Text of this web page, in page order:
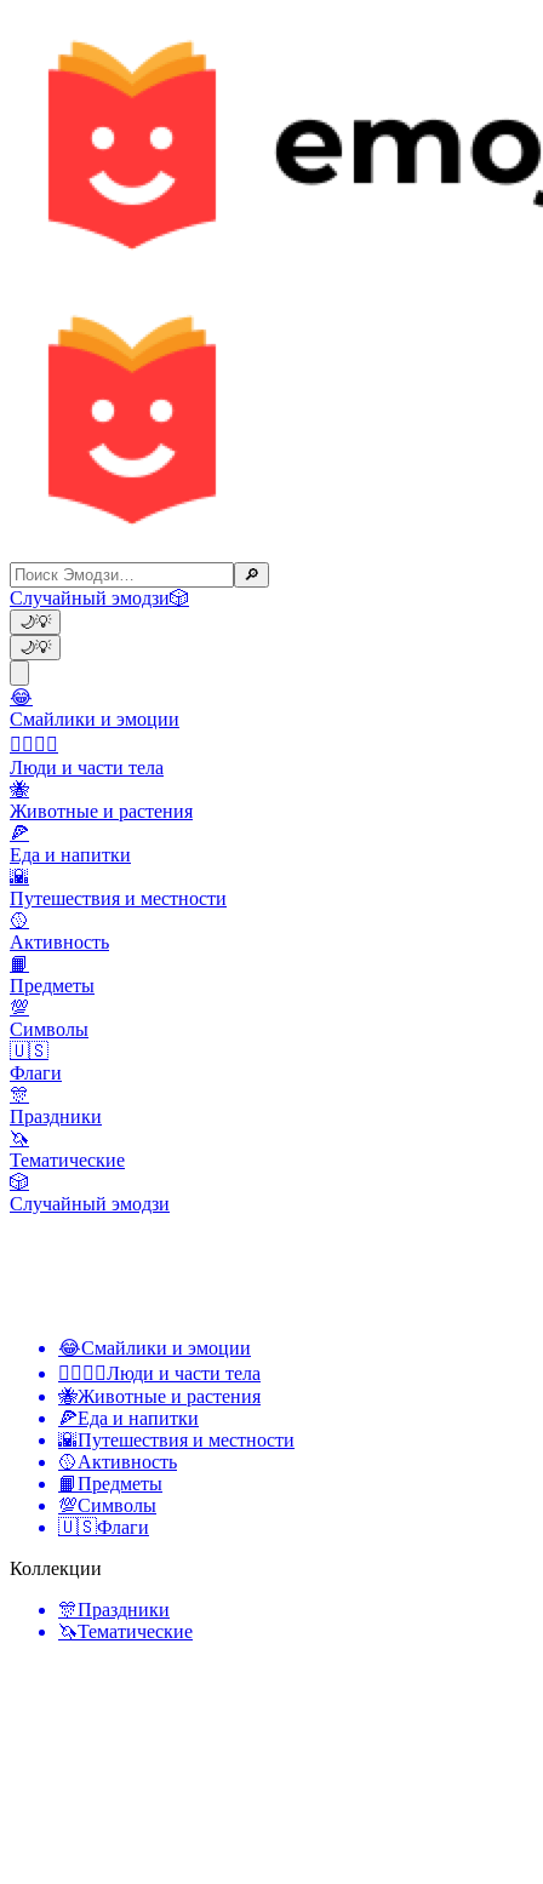
🔎
Случайный эмодзи🎲
🌙💡
🌙💡
😂
Смайлики и эмоции
👩‍❤️‍💋‍👨
Люди и части тела
🐝
Животные и растения
🍕
Еда и напитки
🌇
Путешествия и местности
🥎
Активность
📙
Предметы
💯
Символы
🇺🇸
Флаги
🎊
Праздники
🦄
Тематические
🎲
Случайный эмодзи
😂Смайлики и эмоции
👩‍❤️‍💋‍👨Люди и части тела
🐝Животные и растения
🍕Еда и напитки
🌇Путешествия и местности
🥎Активность
📙Предметы
💯Символы
🇺🇸Флаги
Коллекции
🎊Праздники
🦄Тематические